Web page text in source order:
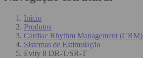
Início
Produtos
Cardiac Rhythm Management (CRM)
Sistemas de Estimulação
Evity 8 DR-T/SR-T